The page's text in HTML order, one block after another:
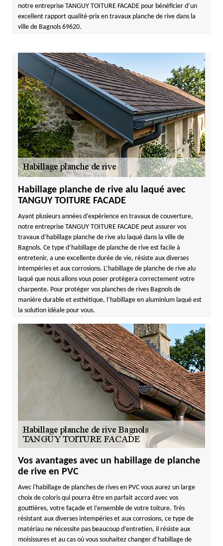
notre entreprise TANGUY TOITURE FACADE pour bénéficier d’un
excellent rapport qualité-prix en travaux planche de rive dans la
ville de Bagnols 69620.
Habillage planche de rive alu laqué avec
TANGUY TOITURE FACADE
Ayant plusieurs années d’expérience en travaux de couverture,
notre entreprise TANGUY TOITURE FACADE peut assurer vos
travaux d’habillage planche de rive alu laqué dans la ville de
Bagnols. Ce type d’habillage de planche de rive est facile à
entretenir, a une excellente durée de vie, résiste aux diverses
intempéries et aux corrosions. L’habillage de planche de rive alu
laqué que nous allons vous poser protègera correctement votre
charpente. Pour protéger vos planches de rives Bagnols de
manière durable et esthétique, l’habillage en aluminium laqué est
la solution idéale pour vous.
Vos avantages avec un habillage de planche
de rive en PVC
Avec l'habillage de planches de rives en PVC vous aurez un large
choix de coloris qui pourra être en parfait accord avec vos
gouttières, votre façade et l’ensemble de votre toiture. Très
résistant aux diverses intempéries et aux corrosions, ce type de
matériau ne nécessite pas beaucoup d’entretien, il résiste aux
moisissures et au cas où vous souhaitez changer d’habillage de